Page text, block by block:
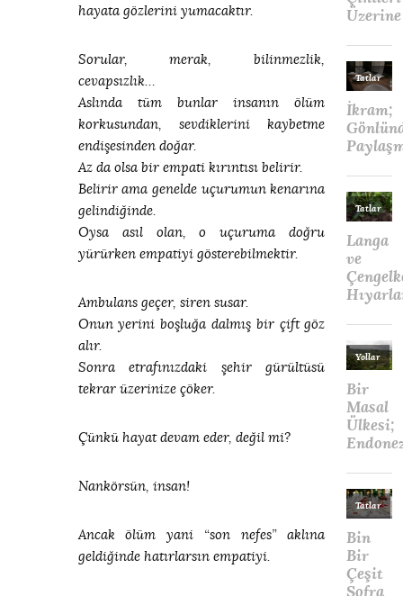
hayata gözlerini yumacaktır.
Sorular, merak, bilinmezlik,
cevapsızlık…
Aslında tüm bunlar insanın ölüm
korkusundan, sevdiklerini kaybetme
endişesinden doğar.
Az da olsa bir empati kırıntısı belirir.
Belirir ama genelde uçurumun kenarına
gelindiğinde.
Oysa asıl olan, o uçuruma doğru
yürürken empatiyi gösterebilmektir.
Ambulans geçer, siren susar.
Onun yerini boşluğa dalmış bir çift göz
alır.
Sonra etrafınızdaki şehir gürültüsü
tekrar üzerinize çöker.
Çünkü hayat devam eder, değil mi?
Nankörsün, insan!
Ancak ölüm yani “son nefes” aklına
geldiğinde hatırlarsın empatiyi.